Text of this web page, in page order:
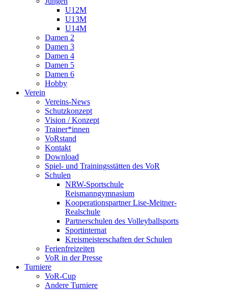
U12M
U13M
U14M
Damen 2
Damen 3
Damen 4
Damen 5
Damen 6
Hobby
Verein
Vereins-News
Schutzkonzept
Vision / Konzept
Trainer*innen
VoRstand
Kontakt
Download
Spiel- und Trainingsstätten des VoR
Schulen
NRW-Sportschule
Reismanngymnasium
Kooperationspartner Lise-Meitner-
Realschule
Partnerschulen des Volleyballsports
Sportinternat
Kreismeisterschaften der Schulen
Ferienfreizeiten
VoR in der Presse
Turniere
VoR-Cup
Andere Turniere